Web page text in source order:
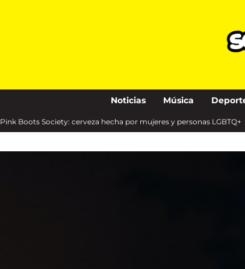
Noticias Música
Pink Boots Society: cerveza hecha por mujeres y personas LGBTQ+